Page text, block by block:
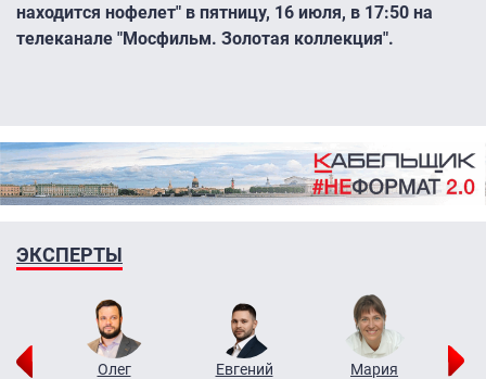
находится нофелет" в пятницу, 16 июля, в 17:50 на
телеканале "Мосфильм. Золотая коллекция".
ЭКСПЕРТЫ
Олег
Евгений
Мария